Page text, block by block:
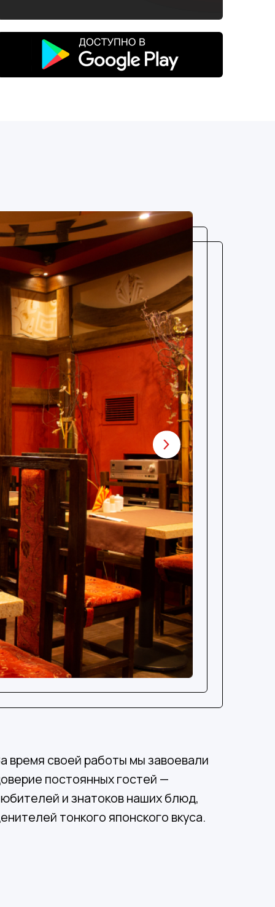
время своей работы мы завоевали
постоянных гостей —
и знатоков наших блюд,
тонкого японского вкуса.